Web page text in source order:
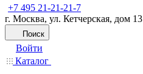
+7 495 21-21-21-7
г. Москва, ул. Кетчерская, дом 13
Поиск
Войти
Каталог